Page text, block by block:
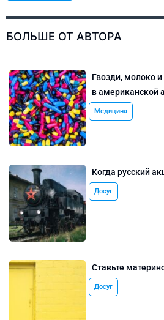
БОЛЬШЕ ОТ АВТОРА
Гвозди, молоко
в американской
Медицина
Когда русский
Досуг
Ставьте
Досуг